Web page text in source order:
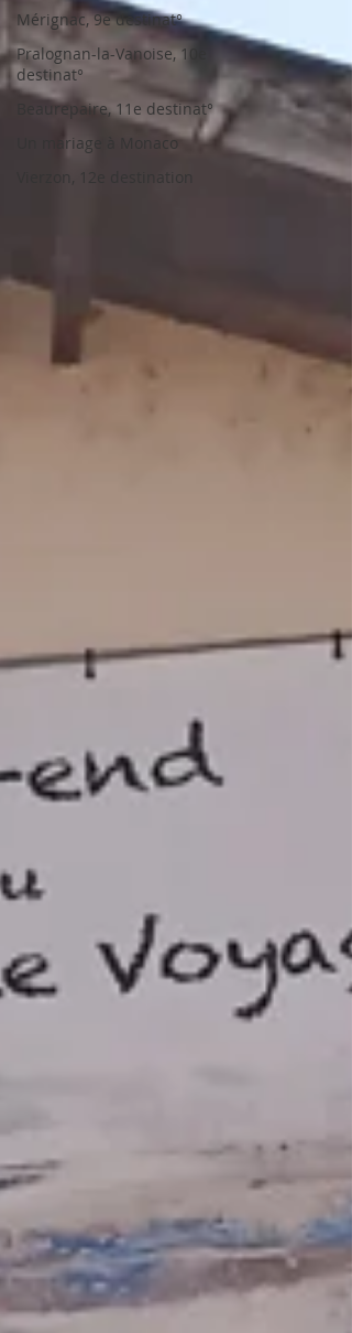
Mérignac, 9e destinat°
Pralognan-la-Vanoise, 10e
destinat°
Beaurepaire, 11e destinat°
Un mariage à Monaco
Vierzon, 12e destination